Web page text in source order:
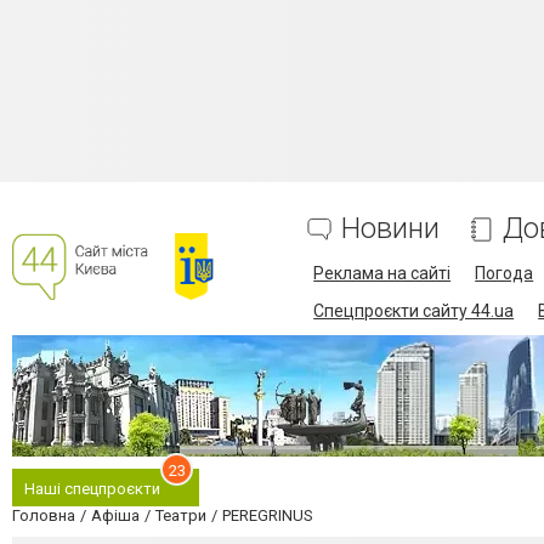
Новини
Реклама на сайті
Погода
Спецпроєкти сайту 44.ua
Наші спецпроєкти
23
Головна Афіша Театри PEREGRINUS